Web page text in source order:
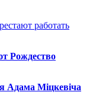
работать
Рождество
Адама Міцкевіча